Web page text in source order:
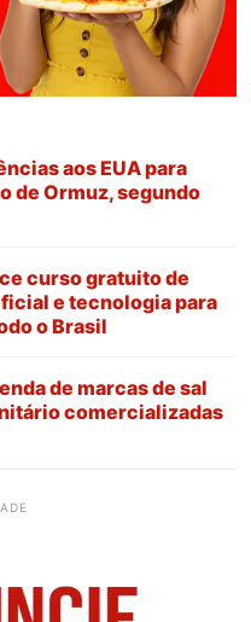
aos EUA para
de Ormuz, segundo
curso gratuito de
e tecnologia para
o Brasil
de marcas de sal
comercializadas